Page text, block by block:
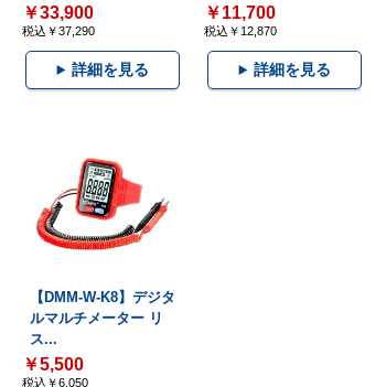
￥33,900
税込￥37,290
詳細を見る
￥11,700
税込￥12,870
詳細を見る
【DMM-W-K8】デジタ
ルマルチメーター リ
ス...
￥5,500
税込￥6,050